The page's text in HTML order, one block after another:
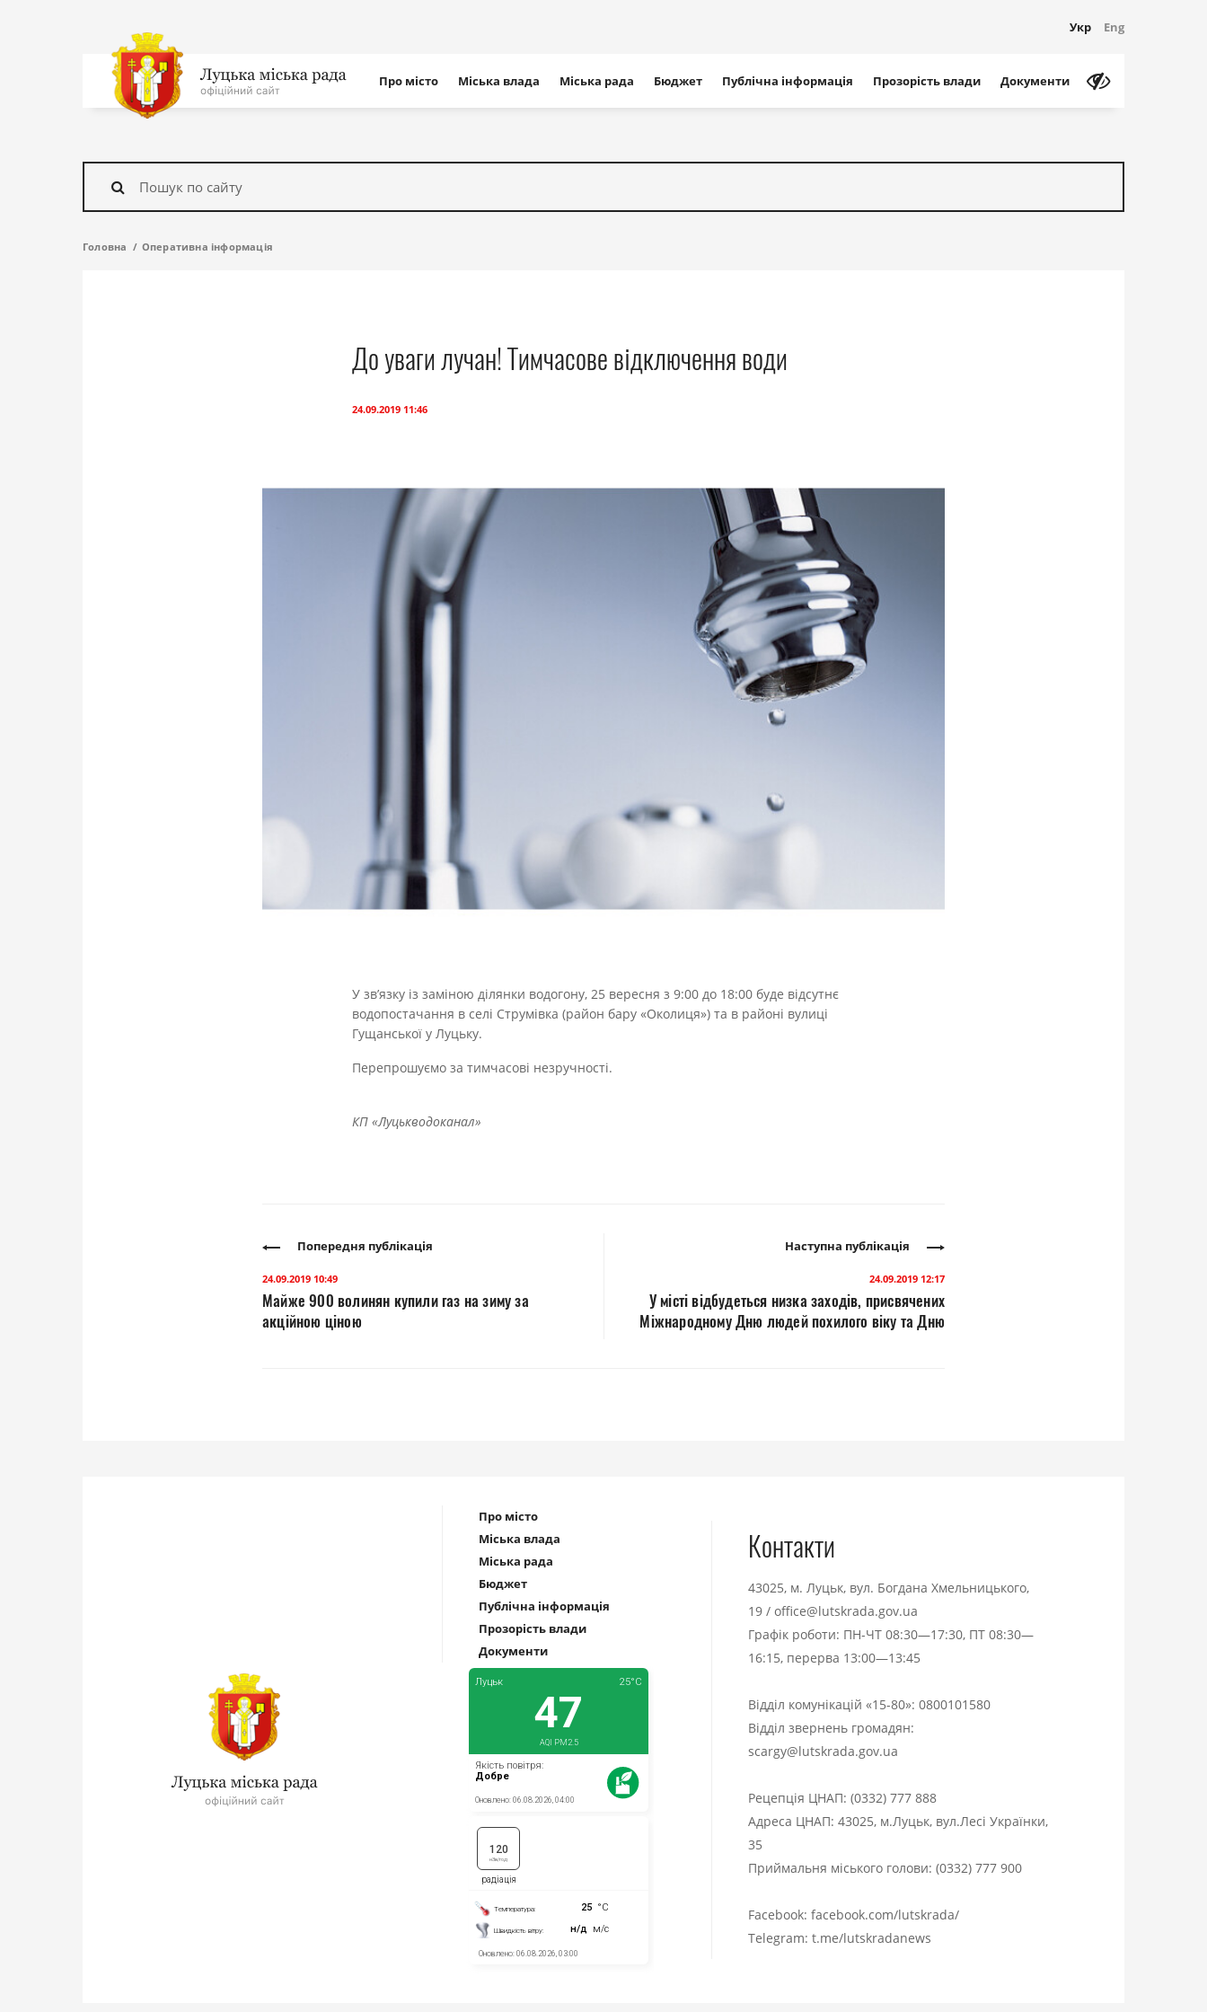
Укр Eng
На
головну
сайту
Про місто Міська влада Міська рада Бюджет Публічна інформація Прозорість влади Документи
Знайти
Головна Оперативна інформація
До уваги лучан! Тимчасове відключення води
24.09.2019 11:46
У зв’язку із заміною ділянки водогону, 25 вересня з 9:00 до 18:00 буде відсутнє
водопостачання в селі Струмівка (район бару «Околиця») та в районі вулиці
Гущанської у Луцьку.
Перепрошуємо за тимчасові незручності.
КП «Луцькводоканал»
Попередня публікація
24.09.2019 10:49
Майже 900 волинян купили газ на зиму за
акційною ціною
Наступна публікація
24.09.2019 12:17
У місті відбудеться низка заходів, присвячених
Міжнародному Дню людей похилого віку та Дню
Про місто
Міська влада
Міська рада
Бюджет
Публічна інформація
Прозорість влади
Документи
Контакти
43025, м. Луцьк, вул. Богдана Хмельницького,
19 / office@lutskrada.gov.ua
Графік роботи: ПН-ЧТ 08:30—17:30, ПТ 08:30—
16:15, перерва 13:00—13:45
Відділ комунікацій «15-80»: 0800101580
Відділ звернень громадян:
scargy@lutskrada.gov.ua
Рецепція ЦНАП: (0332) 777 888
Адреса ЦНАП: 43025, м.Луцьк, вул.Лесі Українки,
35
Приймальня міського голови: (0332) 777 900
Facebook: facebook.com/lutskrada/
Telegram: t.me/lutskradanews